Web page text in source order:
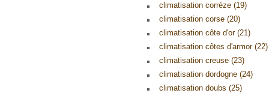
climatisation corrèze (19)
climatisation corse (20)
climatisation côte d'or (21)
climatisation côtes d'armor (22)
climatisation creuse (23)
climatisation dordogne (24)
climatisation doubs (25)